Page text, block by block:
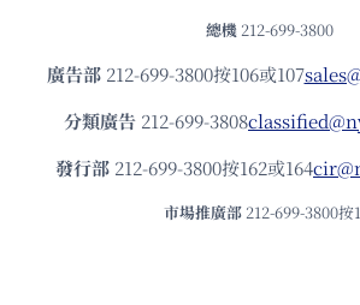
總機 212-699-3800
廣告部212-699-3800按106或107
分類廣告 212-699-3808
發⾏部 212-699-3800按162或164
市場推廣部 212-699-3800按